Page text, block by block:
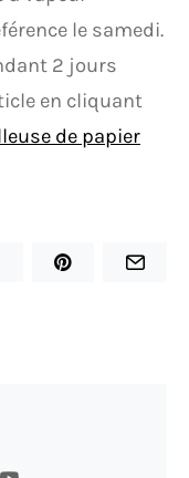
le samedi.
2 jours
en cliquant
de papier